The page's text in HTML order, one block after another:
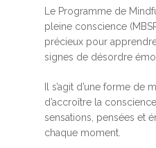
Le Programme de
pleine conscience
précieux pour
signes de désordre
Il s’agit d’une forme
d’accroître la
sensations, pensées et
chaque moment.